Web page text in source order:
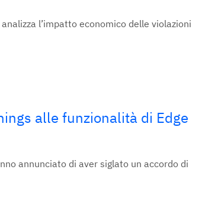
l’impatto economico delle violazioni
alle funzionalità di Edge
annunciato di aver siglato un accordo di